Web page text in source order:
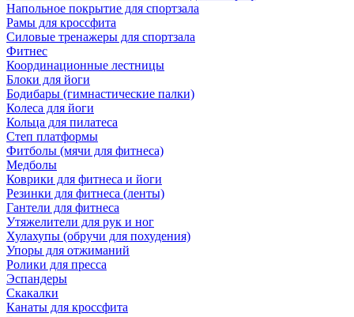
Напольное покрытие для спортзала
Рамы для кроссфита
Силовые тренажеры для спортзала
Фитнес
Координационные лестницы
Блоки для йоги
Бодибары (гимнастические палки)
Колеса для йоги
Кольца для пилатеса
Степ платформы
Фитболы (мячи для фитнеса)
Медболы
Коврики для фитнеса и йоги
Резинки для фитнеса (ленты)
Гантели для фитнеса
Утяжелители для рук и ног
Хулахупы (обручи для похудения)
Упоры для отжиманий
Ролики для пресса
Эспандеры
Скакалки
Канаты для кроссфита